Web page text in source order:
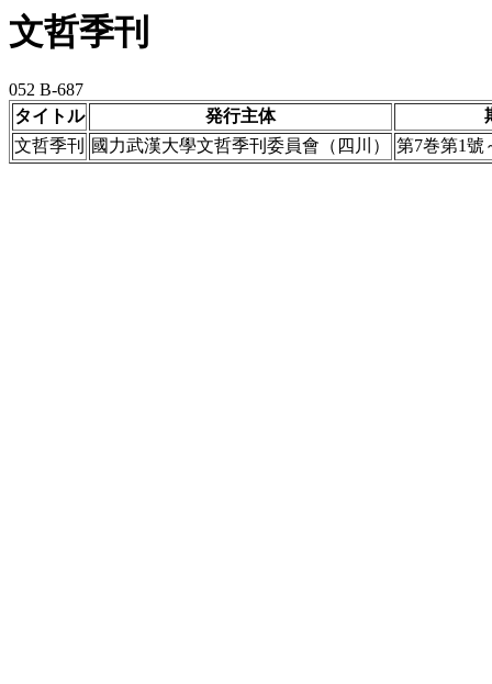
文哲季刊
052 B-687
タイトル
発行主体
文哲季刊
國力武漢大學文哲季刊委員會（四川） 第7巻第1號